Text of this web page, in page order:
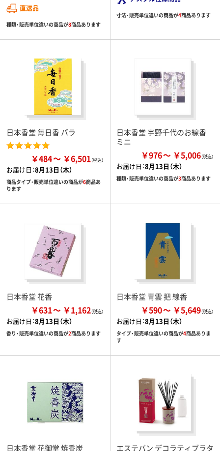
直送品
種類・販売単位違いの商品が8商品あります
寸法・販売単位違いの商品が4商品あります
日本香堂 毎日香 バラ
￥484 ￥6,501
お届け日：8月13日（木）
商品タイプ・販売単位違いの商品が6商品あ
ります
日本香堂 宇野千代のお線香
ミニ
￥976 ￥5,006
お届け日：8月13日（木）
種類・販売単位違いの商品が3商品あります
日本香堂 花香
￥631 ￥1,162
お届け日：8月13日（木）
香り・販売単位違いの商品が2商品あります
日本香堂 青雲 把 線香
￥590 ￥5,649
お届け日：8月13日（木）
タイプ・販売単位違いの商品が4商品ありま
す
日本香堂 花御堂 焼香炭
エステバン デコラティブラタ